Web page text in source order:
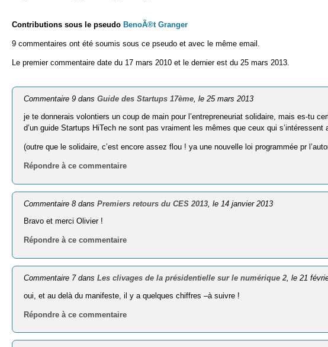
Contributions sous le pseudo BenoÃ®t Granger
9 commentaires ont été soumis sous ce pseudo et avec le même email.
Le premier commentaire date du 17 mars 2010 et le dernier est du 25 mars 2013.
Commentaire 9 dansGuide des Startups 17ème, le 25 mars 2013
je te donnerais volontiers un coup de main pour l’entrepreneuriat solidaire, mais es-tu
d’un guide Startups HiTech ne sont pas vraiment les mêmes que ceux qui s’intéressent
(outre que le solidaire, c’est encore assez flou ! ya une nouvelle loi programmée pr
Répondre à ce commentaire
Commentaire 8 dansPremiers retours du CES 2013 , le 14 janvier 2013
Bravo et merci Olivier !
Répondre à ce commentaire
Commentaire 7 dansLes clivages de la présidentielle sur le numérique 2 , le 21
oui, et au delà du manifeste, il y a quelques chiffres –à suivre !
Répondre à ce commentaire